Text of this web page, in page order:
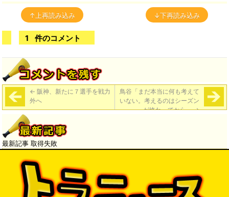
↑上再読み込み ↓下再読み込み
1 件のコメント
← 阪神、新たに７選手を戦力
外へ
鳥谷「まだ本当に何も考えて
いない。考えるのはシーズン
が終わってから」→
最新記事 取得失敗